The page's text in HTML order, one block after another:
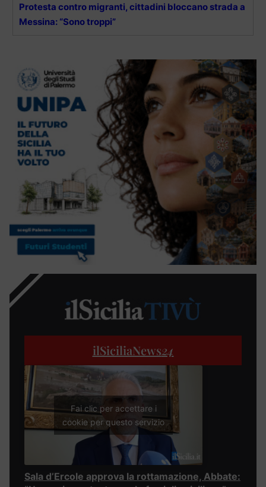
Protesta contro migranti, cittadini bloccano strada a
Messina: “Sono troppi”
ilSiciliaNews24
Fai clic per accettare i
cookie per questo servizio
Sala d’Ercole approva la rottamazione, Abbate: